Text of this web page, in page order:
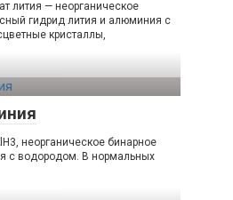
лития — неорганическое
гидрид лития и алюминия с
кристаллы,
неорганическое бинарное
с водородом. В нормальных